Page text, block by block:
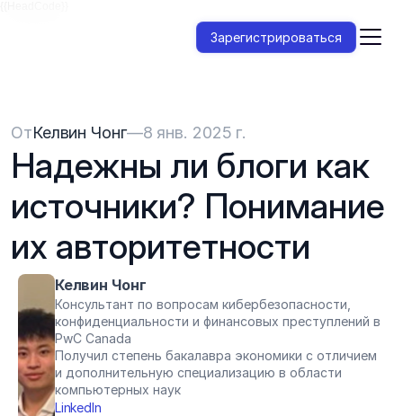
Зарегистрироваться
ОтКелвин Чонг—8 янв. 2025 г.
Надежны ли блоги как
источники? Понимание
их авторитетности
Келвин Чонг
Консультант по вопросам кибербезопасности,
конфиденциальности и финансовых преступлений в
PwC Canada
Получил степень бакалавра экономики с отличием
и дополнительную специализацию в области
компьютерных наук
LinkedIn